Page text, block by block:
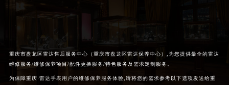
重庆市盘龙区雷达售后服务中心（重庆市盘龙区雷达保养中心）,为您提供最全的雷达
维修服务/维修保养项目/配件更换服务/特色服务及需求定制服务。
为保障重庆·雷达手表用户的维修保养服务体验,请将您的需求参考以下选项发送给重